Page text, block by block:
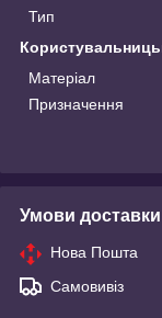
Тип
Матеріал
Призначення
Умови доставки
Нова Пошта
Самовивіз